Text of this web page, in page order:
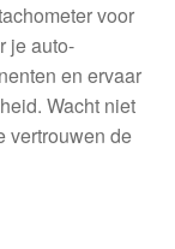
voor
je auto-
en ervaar
Wacht niet
vertrouwen de